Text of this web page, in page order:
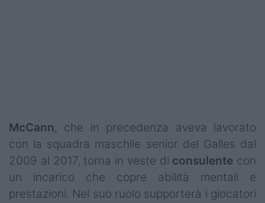
McCann, che in precedenza aveva lavorato
con la squadra maschile senior del Galles dal
2009 al 2017, torna in veste di consulente con
un incarico che copre abilità mentali e
prestazioni. Nel suo ruolo supporterà i giocatori